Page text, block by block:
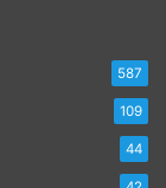
587
109
44